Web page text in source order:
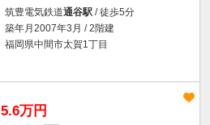
筑豊電気鉄道通谷駅 / 徒歩5分
築年月2007年3月 / 2階建
福岡県中間市太賀1丁目
5.6万円